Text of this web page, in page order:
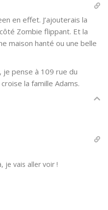
en effet. J’ajouterais la
Zombie flippant. Et la
maison hanté ou une belle
pense à 109 rue du
la famille Adams.
je vais aller voir !